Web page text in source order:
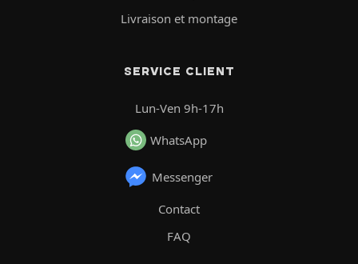
Livraison et montage
SERVICE CLIENT
Lun-Ven 9h-17h
WhatsApp
Messenger
Contact
FAQ